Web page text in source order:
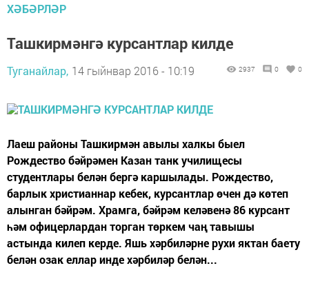
ХӘБӘРЛӘР
Ташкирмәнгә курсантлар килде
Туганайлар, 14 гыйнвар 2016 - 10:19 2937 0 0
Лаеш районы Ташкирмән авылы халкы быел
Рождество бәйрәмен Казан танк училищесы
студентлары белән бергә каршылады. Рождество,
барлык христианнар кебек, курсантлар өчен дә көтеп
алынган бәйрәм. Храмга, бәйрәм келәвенә 86 курсант
һәм офицерлардан торган төркем чаң тавышы
астында килеп керде. Яшь хәрбиләрне рухи яктан баету
белән озак еллар инде хәрбиләр белән...